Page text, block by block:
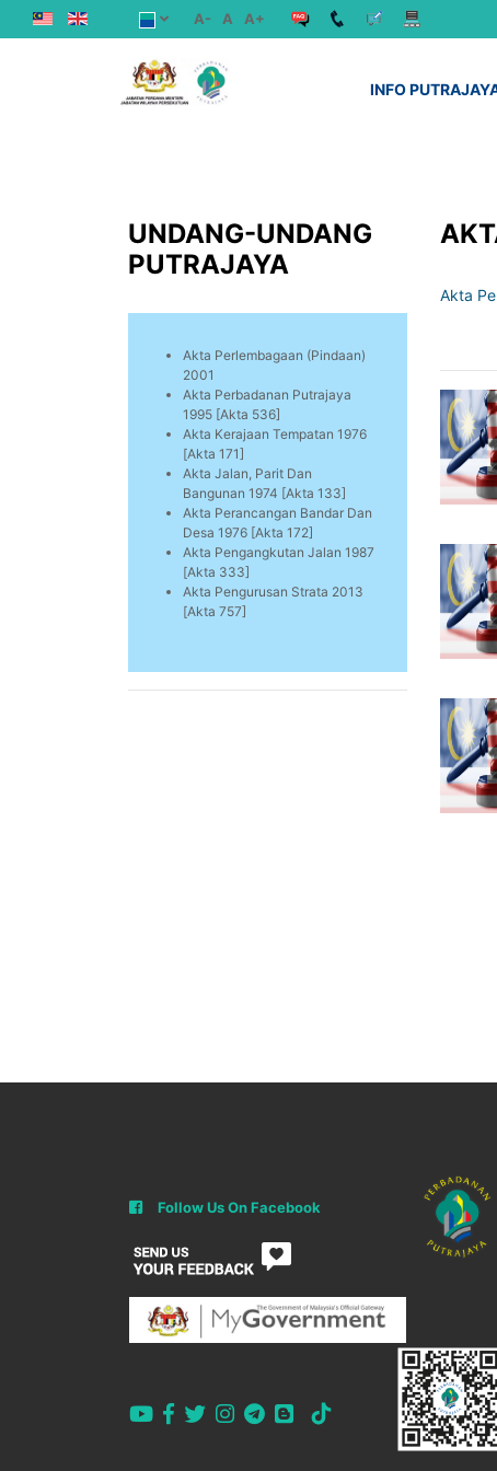
A- A A+
INFO
UNDANG-UNDANG
PUTRAJAYA
Akta Perlembagaan (Pindaan)
2001
Akta Perbadanan Putrajaya
1995 [Akta 536]
Akta Kerajaan Tempatan 1976
[Akta 171]
Akta Jalan, Parit Dan
Bangunan 1974 [Akta 133]
Akta Perancangan Bandar Dan
Desa 1976 [Akta 172]
Akta Pengangkutan Jalan 1987
[Akta 333]
Akta Pengurusan Strata 2013
[Akta 757]
Akta
Follow Us On Facebook